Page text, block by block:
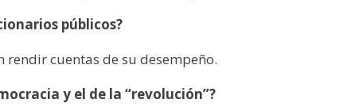
públicos?
cuentas de su desempeño.
y el de la “revolución”?